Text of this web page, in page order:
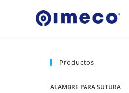
Productos
ALAMBRE PARA SUTURA